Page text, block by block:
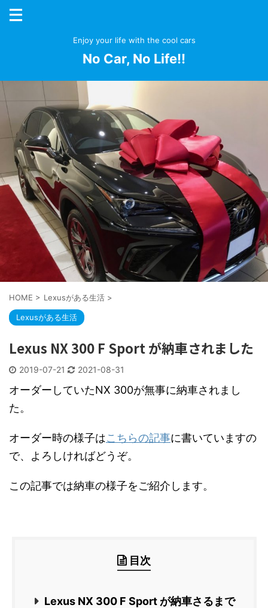
Enjoy your life with the cool cars
No Car, No Life!!
HOME > Lexusがある生活 >
Lexusがある生活
Lexus NX 300 F Sport が納車されました
2019-07-21 2021-08-31
オーダーしていたNX 300が無事に納車されまし
た。
オーダー時の様子はこちらの記事に書いていますの
で、よろしければどうぞ。
この記事では納車の様子をご紹介します。
目次
Lexus NX 300 F Sport が納車さるまで